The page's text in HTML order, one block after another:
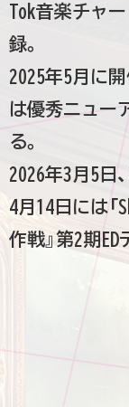
Tok音楽チャ
録。
2025年5月に開
は優秀ニュー
る。
2026年3月5日
4月14日には
作戦』第2期